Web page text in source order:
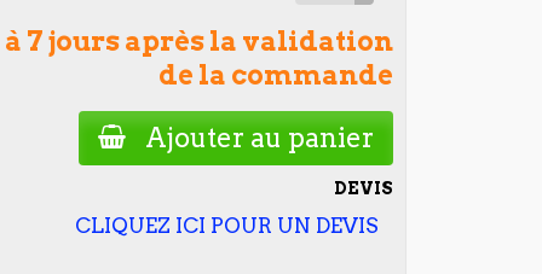
à 7 jours après la validation
de la commande
Ajouter au panier
DEVIS
CLIQUEZ ICI POUR UN DEVIS